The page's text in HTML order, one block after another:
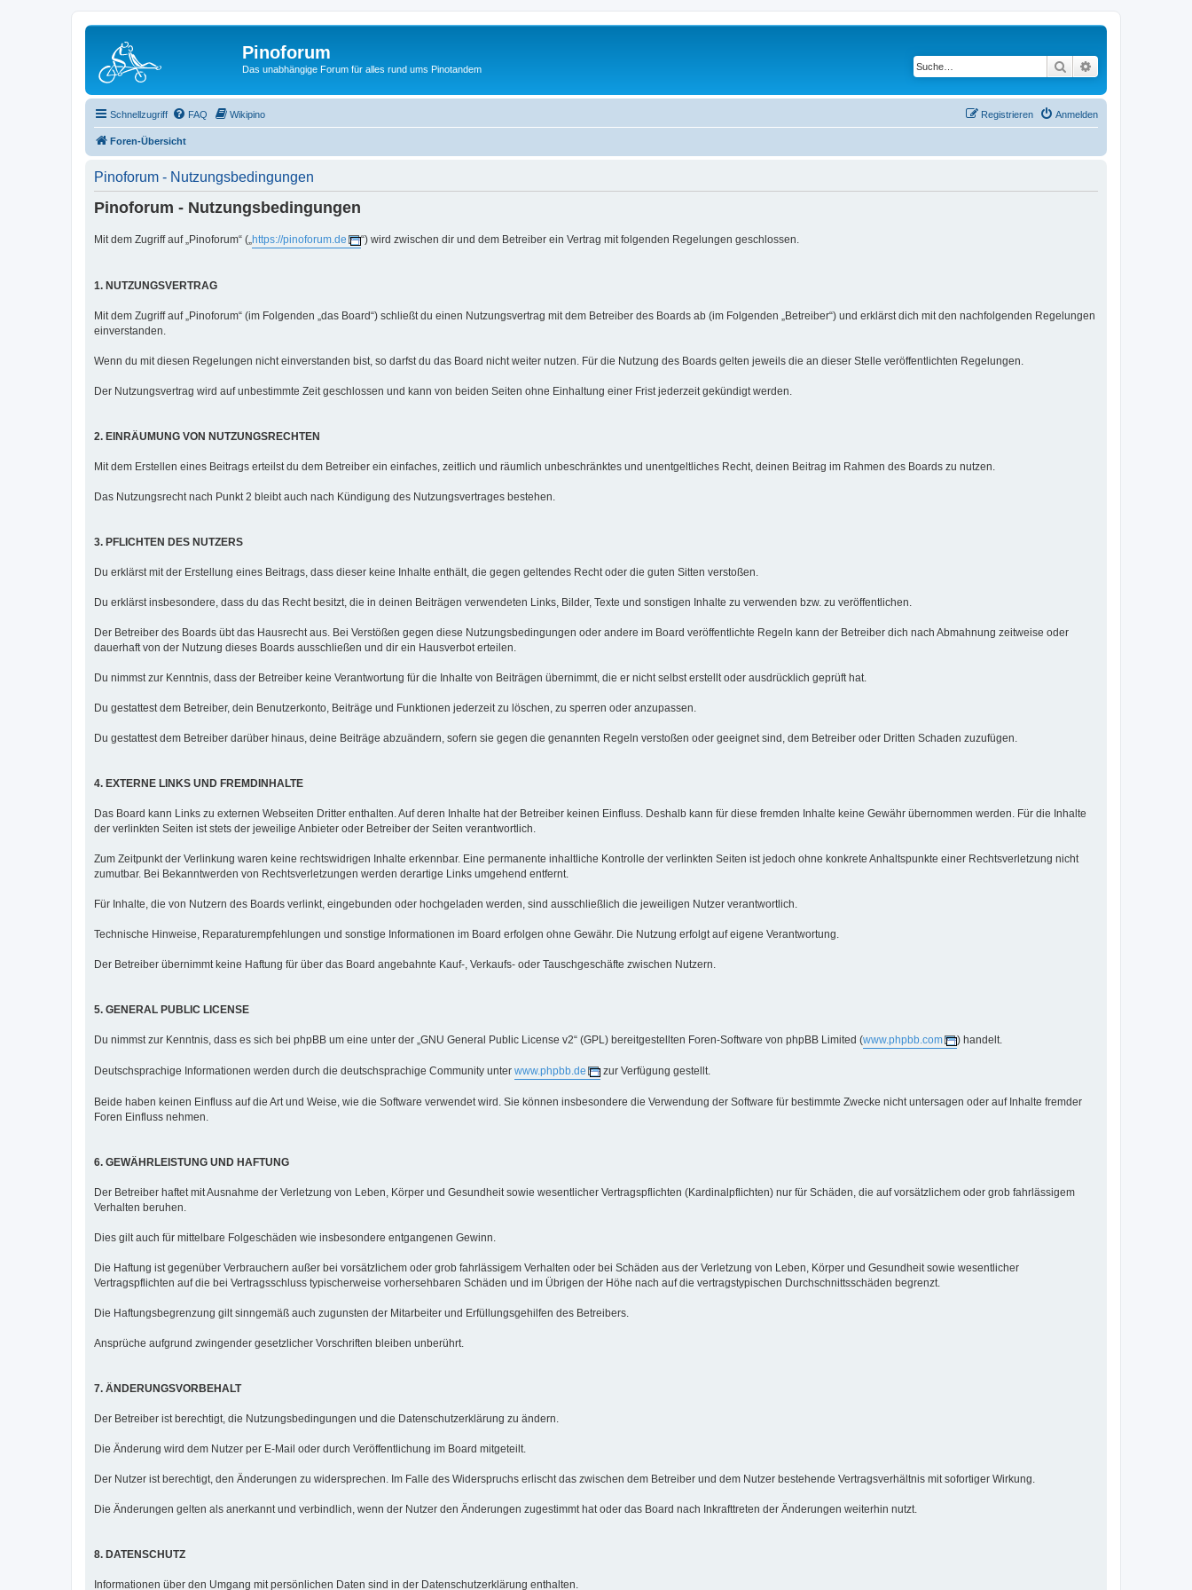
Pinoforum
Das unabhängige Forum für alles rund ums Pinotandem Suche
Schnellzugriff FAQ Wikipino Anmelden
Registrieren
Foren-Übersicht
Pinoforum - Nutzungsbedingungen
Pinoforum - Nutzungsbedingungen
Mit dem Zugriff auf „Pinoforum“ („ https://pinoforum.de “) wird zwischen dir und dem Betreiber ein Vertrag mit folgenden Regelungen geschlossen.
1. NUTZUNGSVERTRAG
Mit dem Zugriff auf „Pinoforum“ (im Folgenden „das Board“) schließt du einen Nutzungsvertrag mit dem Betreiber des Boards ab (im Folgenden „Betreiber“) und erklärst dich mit den nachfolgenden Regelungen
einverstanden.
Wenn du mit diesen Regelungen nicht einverstanden bist, so darfst du das Board nicht weiter nutzen. Für die Nutzung des Boards gelten jeweils die an dieser Stelle veröffentlichten Regelungen.
Der Nutzungsvertrag wird auf unbestimmte Zeit geschlossen und kann von beiden Seiten ohne Einhaltung einer Frist jederzeit gekündigt werden.
2. EINRÄUMUNG VON NUTZUNGSRECHTEN
Mit dem Erstellen eines Beitrags erteilst du dem Betreiber ein einfaches, zeitlich und räumlich unbeschränktes und unentgeltliches Recht, deinen Beitrag im Rahmen des Boards zu nutzen.
Das Nutzungsrecht nach Punkt 2 bleibt auch nach Kündigung des Nutzungsvertrages bestehen.
3. PFLICHTEN DES NUTZERS
Du erklärst mit der Erstellung eines Beitrags, dass dieser keine Inhalte enthält, die gegen geltendes Recht oder die guten Sitten verstoßen.
Du erklärst insbesondere, dass du das Recht besitzt, die in deinen Beiträgen verwendeten Links, Bilder, Texte und sonstigen Inhalte zu verwenden bzw. zu veröffentlichen.
Der Betreiber des Boards übt das Hausrecht aus. Bei Verstößen gegen diese Nutzungsbedingungen oder andere im Board veröffentlichte Regeln kann der Betreiber dich nach Abmahnung zeitweise oder
dauerhaft von der Nutzung dieses Boards ausschließen und dir ein Hausverbot erteilen.
Du nimmst zur Kenntnis, dass der Betreiber keine Verantwortung für die Inhalte von Beiträgen übernimmt, die er nicht selbst erstellt oder ausdrücklich geprüft hat.
Du gestattest dem Betreiber, dein Benutzerkonto, Beiträge und Funktionen jederzeit zu löschen, zu sperren oder anzupassen.
Du gestattest dem Betreiber darüber hinaus, deine Beiträge abzuändern, sofern sie gegen die genannten Regeln verstoßen oder geeignet sind, dem Betreiber oder Dritten Schaden zuzufügen.
4. EXTERNE LINKS UND FREMDINHALTE
Das Board kann Links zu externen Webseiten Dritter enthalten. Auf deren Inhalte hat der Betreiber keinen Einfluss. Deshalb kann für diese fremden Inhalte keine Gewähr übernommen werden. Für die Inhalte
der verlinkten Seiten ist stets der jeweilige Anbieter oder Betreiber der Seiten verantwortlich.
Zum Zeitpunkt der Verlinkung waren keine rechtswidrigen Inhalte erkennbar. Eine permanente inhaltliche Kontrolle der verlinkten Seiten ist jedoch ohne konkrete Anhaltspunkte einer Rechtsverletzung nicht
zumutbar. Bei Bekanntwerden von Rechtsverletzungen werden derartige Links umgehend entfernt.
Für Inhalte, die von Nutzern des Boards verlinkt, eingebunden oder hochgeladen werden, sind ausschließlich die jeweiligen Nutzer verantwortlich.
Technische Hinweise, Reparaturempfehlungen und sonstige Informationen im Board erfolgen ohne Gewähr. Die Nutzung erfolgt auf eigene Verantwortung.
Der Betreiber übernimmt keine Haftung für über das Board angebahnte Kauf-, Verkaufs- oder Tauschgeschäfte zwischen Nutzern.
5. GENERAL PUBLIC LICENSE
Du nimmst zur Kenntnis, dass es sich bei phpBB um eine unter der „GNU General Public License v2“ (GPL) bereitgestellten Foren-Software von phpBB Limited (www.phpbb.com ) handelt.
Deutschsprachige Informationen werden durch die deutschsprachige Community unter www.phpbb.de zur Verfügung gestellt.
Beide haben keinen Einfluss auf die Art und Weise, wie die Software verwendet wird. Sie können insbesondere die Verwendung der Software für bestimmte Zwecke nicht untersagen oder auf Inhalte fremder
Foren Einfluss nehmen.
6. GEWÄHRLEISTUNG UND HAFTUNG
Der Betreiber haftet mit Ausnahme der Verletzung von Leben, Körper und Gesundheit sowie wesentlicher Vertragspflichten (Kardinalpflichten) nur für Schäden, die auf vorsätzlichem oder grob fahrlässigem
Verhalten beruhen.
Dies gilt auch für mittelbare Folgeschäden wie insbesondere entgangenen Gewinn.
Die Haftung ist gegenüber Verbrauchern außer bei vorsätzlichem oder grob fahrlässigem Verhalten oder bei Schäden aus der Verletzung von Leben, Körper und Gesundheit sowie wesentlicher
Vertragspflichten auf die bei Vertragsschluss typischerweise vorhersehbaren Schäden und im Übrigen der Höhe nach auf die vertragstypischen Durchschnittsschäden begrenzt.
Die Haftungsbegrenzung gilt sinngemäß auch zugunsten der Mitarbeiter und Erfüllungsgehilfen des Betreibers.
Ansprüche aufgrund zwingender gesetzlicher Vorschriften bleiben unberührt.
7. ÄNDERUNGSVORBEHALT
Der Betreiber ist berechtigt, die Nutzungsbedingungen und die Datenschutzerklärung zu ändern.
Die Änderung wird dem Nutzer per E-Mail oder durch Veröffentlichung im Board mitgeteilt.
Der Nutzer ist berechtigt, den Änderungen zu widersprechen. Im Falle des Widerspruchs erlischt das zwischen dem Betreiber und dem Nutzer bestehende Vertragsverhältnis mit sofortiger Wirkung.
Die Änderungen gelten als anerkannt und verbindlich, wenn der Nutzer den Änderungen zugestimmt hat oder das Board nach Inkrafttreten der Änderungen weiterhin nutzt.
8. DATENSCHUTZ
Informationen über den Umgang mit persönlichen Daten sind in der Datenschutzerklärung enthalten.